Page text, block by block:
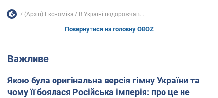
(Архів) Економіка В Україні подорожчав...
Повернутися на головну OBOZ
Важливе
Якою була оригінальна версія гімну України та
чому її боялася Російська імперія: про це не